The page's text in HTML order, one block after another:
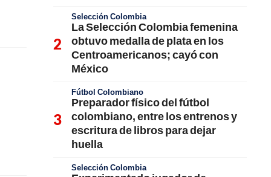
Selección Colombia
La Selección Colombia femenina
obtuvo medalla de plata en los
Centroamericanos; cayó con
México
Fútbol Colombiano
Preparador físico del fútbol
colombiano, entre los entrenos y
escritura de libros para dejar
huella
Selección Colombia